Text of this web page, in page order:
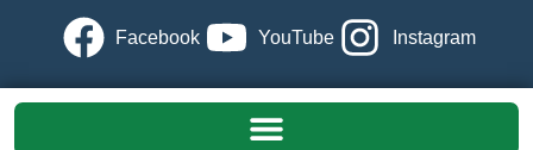
Facebook YouTube Instagram